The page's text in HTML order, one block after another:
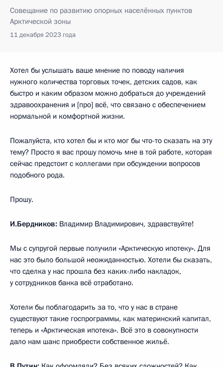
Совещание по развитию опорных населённых пунктов
Арктической зоны
11 декабря 2023 года
Хотел бы услышать ваше мнение по поводу наличия
нужного количества торговых точек, детских садов, как
быстро и каким образом можно добраться до учреждений
здравоохранения и [про] всё, что связано с обеспечением
нормальной и комфортной жизни.
Пожалуйста, кто хотел бы и кто мог бы что-то сказать на эту
тему? Просто я вас прошу помочь мне в той работе, которая
сейчас предстоит с коллегами при обсуждении вопросов
подобного рода.
Прошу.
И.Бердников: Владимир Владимирович, здравствуйте!
Мы с супругой первые получили «Арктическую ипотеку». Для
нас это было большой неожиданностью. Хотели бы сказать,
что сделка у нас прошла без каких-либо накладок,
у сотрудников банка всё отработано.
Хотели бы поблагодарить за то, что у нас в стране
существуют такие госпрограммы, как материнский капитал,
теперь и «Арктическая ипотека». Всё это в совокупности
дало нам шанс приобрести собственное жильё.